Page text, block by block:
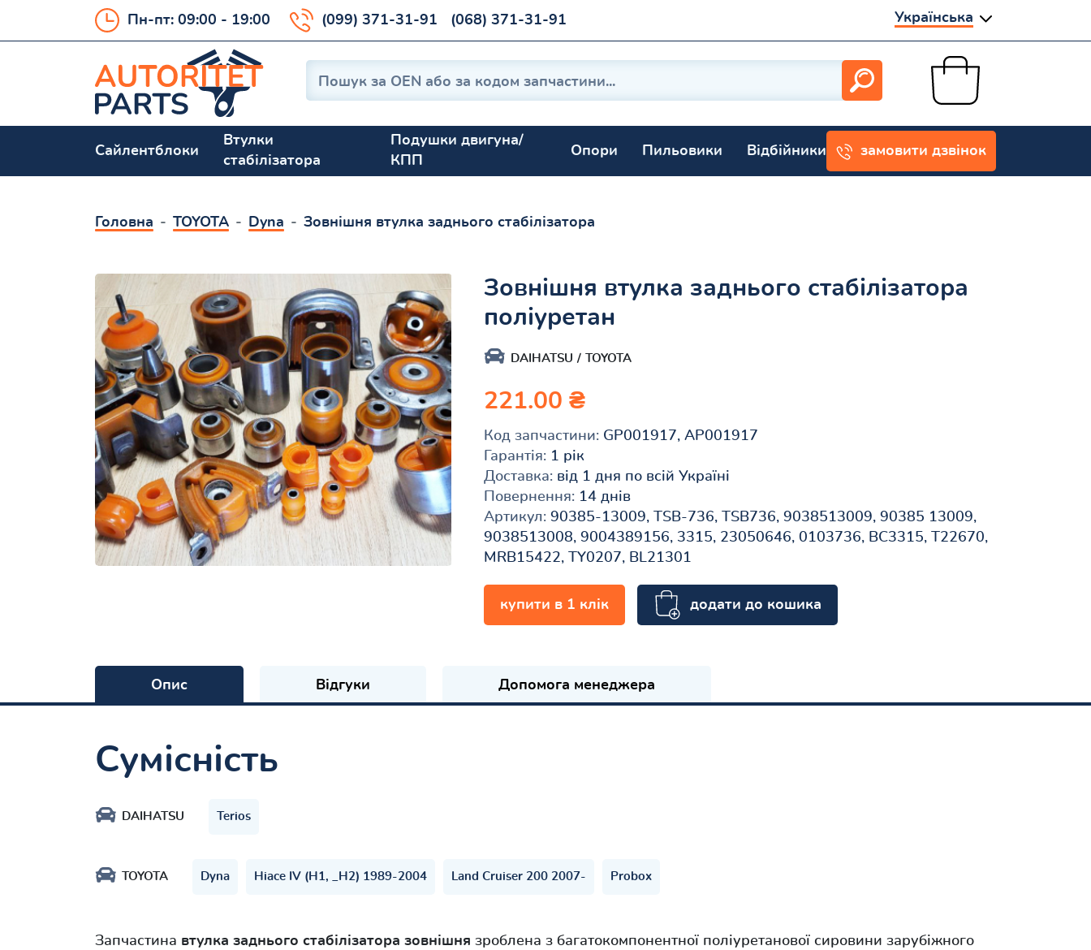
Пн-пт: 09:00 - 19:00 (099) 371-31-91 (068) 371-31-91 Українська
Сайлентблоки
Втулки
стабілізатора
Подушки двигуна/
КПП
Опори Пильовики Відбійники замовити дзвінок
Головна TOYOTA Dyna Зовнішня втулка заднього стабілізатора
Зовнішня втулка заднього стабілізатора
поліуретан
DAIHATSU TOYOTA
221.00 ₴
Код запчастини: GP001917, AP001917
Гарантія: 1 рік
Доставка: від 1 дня по всій Україні
Повернення: 14 днів
Артикул: 90385-13009, TSB-736, TSB736, 9038513009, 90385 13009,
9038513008, 9004389156, 3315, 23050646, 0103736, BC3315, T22670,
MRB15422, TY0207, BL21301
купити в 1 клік додати до кошика
Опис Відгуки Допомога менеджера
Сумісність
DAIHATSU Terios
TOYOTA Dyna Hiace IV (H1, _H2) 1989-2004 Land Cruiser 200 2007- Probox
Запчастина втулка заднього стабілізатора зовнішня зроблена з багатокомпонентної поліуретанової сировини зарубіжного